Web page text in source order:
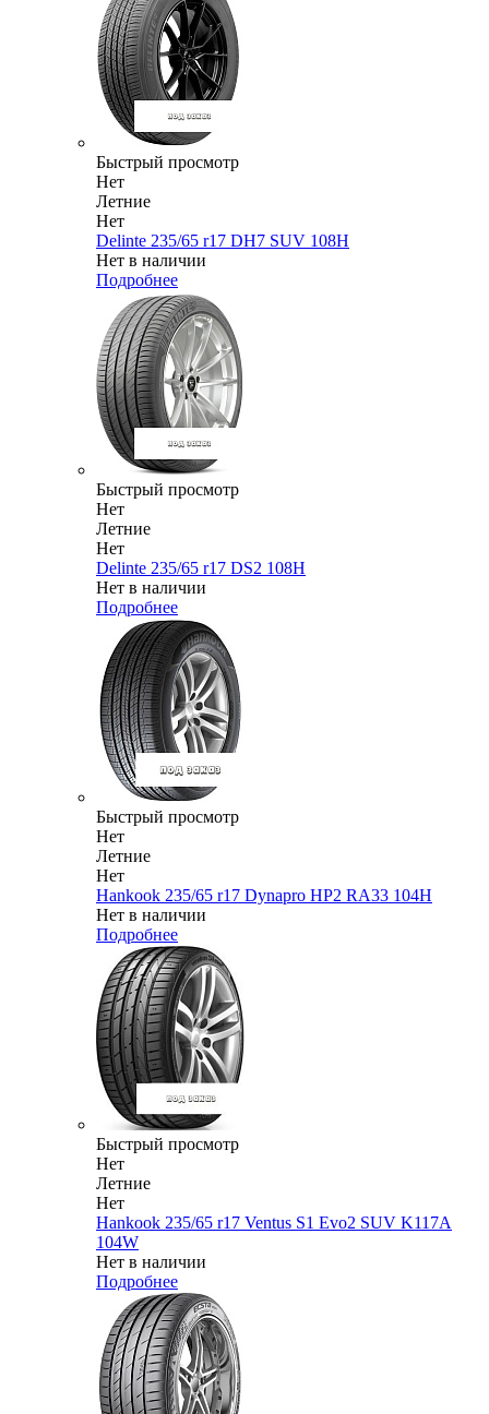
Быстрый просмотр
Нет
Летние
Нет
Delinte 235/65 r17 DH7 SUV 108H
Нет в наличии
Подробнее
Быстрый просмотр
Нет
Летние
Нет
Delinte 235/65 r17 DS2 108H
Нет в наличии
Подробнее
Быстрый просмотр
Нет
Летние
Нет
Hankook 235/65 r17 Dynapro HP2 RA33 104H
Нет в наличии
Подробнее
Быстрый просмотр
Нет
Летние
Нет
Hankook 235/65 r17 Ventus S1 Evo2 SUV K117A
104W
Нет в наличии
Подробнее